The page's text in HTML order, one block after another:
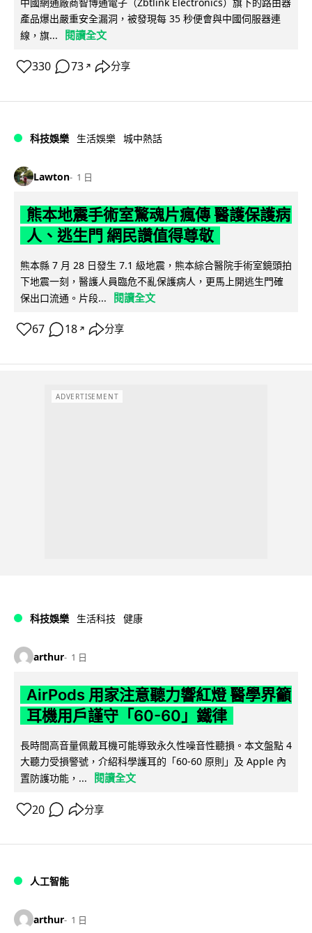
產品爆出嚴重安全漏洞，被發現每 35 秒便會與中國伺服器連
線，旗...
閱讀全文
330 73 ↗ 分享
科技娛樂 生活娛樂 城中熱話
Lawton 1 日
熊本地震手術室驚魂片瘋傳 醫護保護病
人、逃生門 網民讚值得尊敬
熊本縣 7 月 28 日發生 7.1 級地震，熊本綜合醫院手術室鏡頭拍
下地震一刻，醫護人員臨危不亂保護病人，更馬上開逃生門確
保出口流通。片段...
閱讀全文
67 18 ↗ 分享
ADVERTISEMENT
科技娛樂 生活科技 健康
arthur 1 日
AirPods 用家注意聽力響紅燈 醫學界籲
耳機用戶謹守「60-60」鐵律
長時間高音量佩戴耳機可能導致永久性噪音性聽損。本文盤點 4
大聽力受損警號，介紹科學護耳的「60-60 原則」及 Apple 內
置防護功能，...
閱讀全文
20 分享
人工智能
arthur 1 日